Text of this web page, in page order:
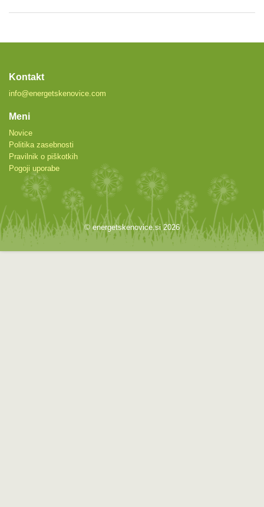
Kontakt
info@energetskenovice.com
Meni
Novice
Politika zasebnosti
Pravilnik o piškotkih
Pogoji uporabe
© energetskenovice.si 2026